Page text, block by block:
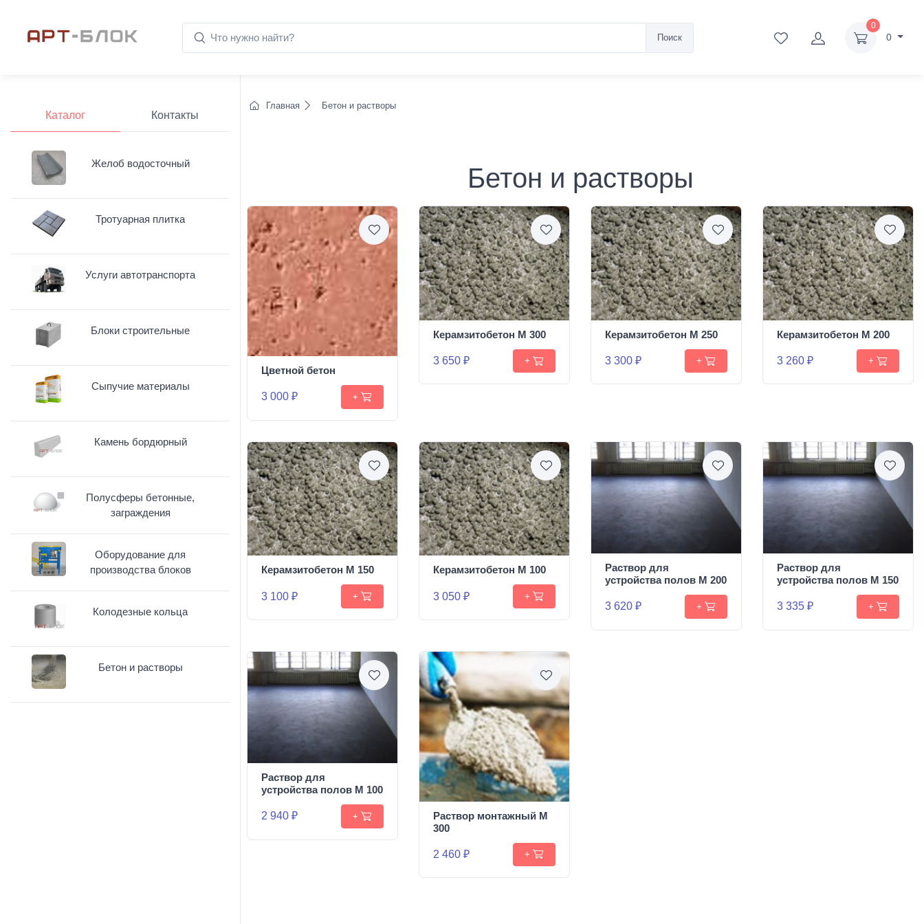
Поиск
0
0
Главная Бетон и растворы
Бетон и растворы
Цветной бетон
3 000 ₽ +
Керамзитобетон М 300
3 650 ₽ +
Керамзитобетон М 250
3 300 ₽ +
Керамзитобетон М 200
3 260 ₽ +
Керамзитобетон М 150
3 100 ₽ +
Керамзитобетон М 100
3 050 ₽ +
Раствор для
устройства полов М 200
3 620 ₽ +
Раствор для
устройства полов М 150
3 335 ₽ +
Раствор для
устройства полов М 100
2 940 ₽ +
Раствор монтажный М
300
2 460 ₽ +
Каталог Контакты
Желоб водосточный
Тротуарная плитка
Услуги автотранспорта
Блоки строительные
Сыпучие материалы
Камень бордюрный
Полусферы бетонные,
заграждения
Оборудование для
производства блоков
Колодезные кольца
Бетон и растворы